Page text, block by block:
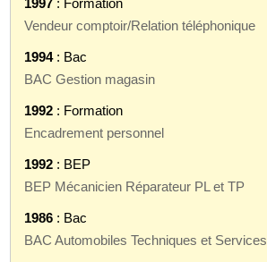
Vendeur comptoir/Relation téléphonique
1994: Bac
BAC Gestion magasin
1992 : Formation
Encadrement personnel
1992 : BEP
BEP Mécanicien Réparateur PL et TP
1986 : Bac
BAC Automobiles Techniques et Services